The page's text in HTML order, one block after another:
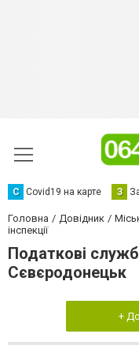
С Сovid19 на карте З
Головна Довідник
інспекції
Податкові
Сєвєродонецьк
+